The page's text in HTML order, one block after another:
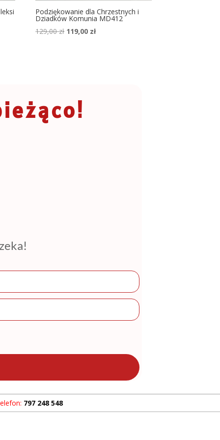
Podziękowanie dla Chrzestnych i
Dziadków Komunia MD412
129,00zł 119,00 zł
797 248 548